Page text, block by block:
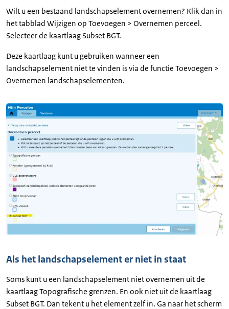
Wilt u een bestaand landschapselement overnemen? Klik dan in
het tabblad Wijzigen op Toevoegen > Overnemen perceel.
Selecteer de kaartlaag Subset BGT.
Deze kaartlaag kunt u gebruiken wanneer een
landschapselement niet te vinden is via de functie Toevoegen >
Overnemen landschapselementen.
Als het landschapselement er niet in staat
Soms kunt u een landschapselement niet overnemen uit de
kaartlaag Topografische grenzen. En ook niet uit de kaartlaag
Subset BGT. Dan tekent u het element zelf in. Ga naar het scherm